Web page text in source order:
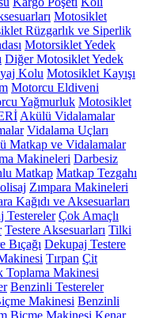
Motosiklet
Rüzgarlık ve Siperlik
Motorsiklet Yedek
Diğer Motosiklet Yedek
Kolu Motosiklet Kayışı
Motorcu Eldiveni
Yağmurluk Motosiklet
Akülü Vidalamalar
Vidalama Uçları
Matkap ve Vidalamalar
Makineleri Darbesiz
Matkap Matkap Tezgahı
Zımpara Makineleri
Kağıdı ve Aksesuarları
Testereler Çok Amaçlı
Testere Aksesuarları Tilki
Bıçağı Dekupaj Testere
Tırpan Çit
Toplama Makinesi
Benzinli Testereler
Makinesi Benzinli
Biçme Makinesi Kenar